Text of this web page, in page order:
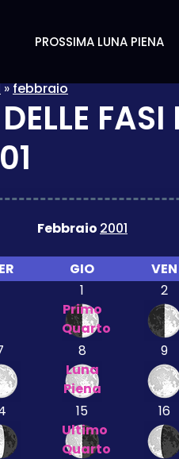
PROSSIMA LUNA PIENA
»febbraio
FASI
Febbraio 2001
GIO VEN
1
Primo
Quarto
2
8
Luna
Piena
9
15
Ultimo
Quarto
16